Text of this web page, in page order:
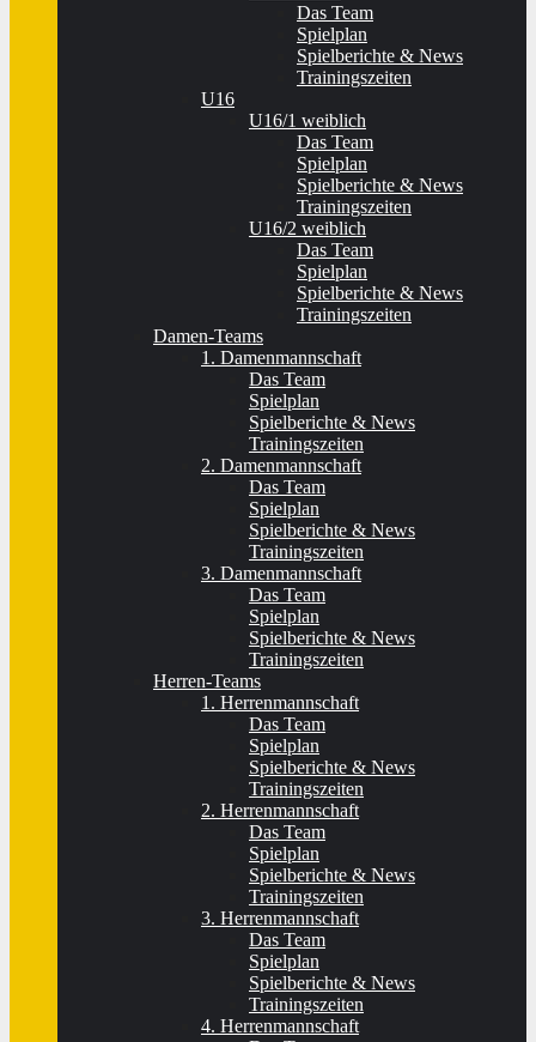
Das Team
Spielplan
Spielberichte & News
Trainingszeiten
U16
U16/1 weiblich
Das Team
Spielplan
Spielberichte & News
Trainingszeiten
U16/2 weiblich
Das Team
Spielplan
Spielberichte & News
Trainingszeiten
Damen-Teams
1. Damenmannschaft
Das Team
Spielplan
Spielberichte & News
Trainingszeiten
2. Damenmannschaft
Das Team
Spielplan
Spielberichte & News
Trainingszeiten
3. Damenmannschaft
Das Team
Spielplan
Spielberichte & News
Trainingszeiten
Herren-Teams
1. Herrenmannschaft
Das Team
Spielplan
Spielberichte & News
Trainingszeiten
2. Herrenmannschaft
Das Team
Spielplan
Spielberichte & News
Trainingszeiten
3. Herrenmannschaft
Das Team
Spielplan
Spielberichte & News
Trainingszeiten
4. Herrenmannschaft